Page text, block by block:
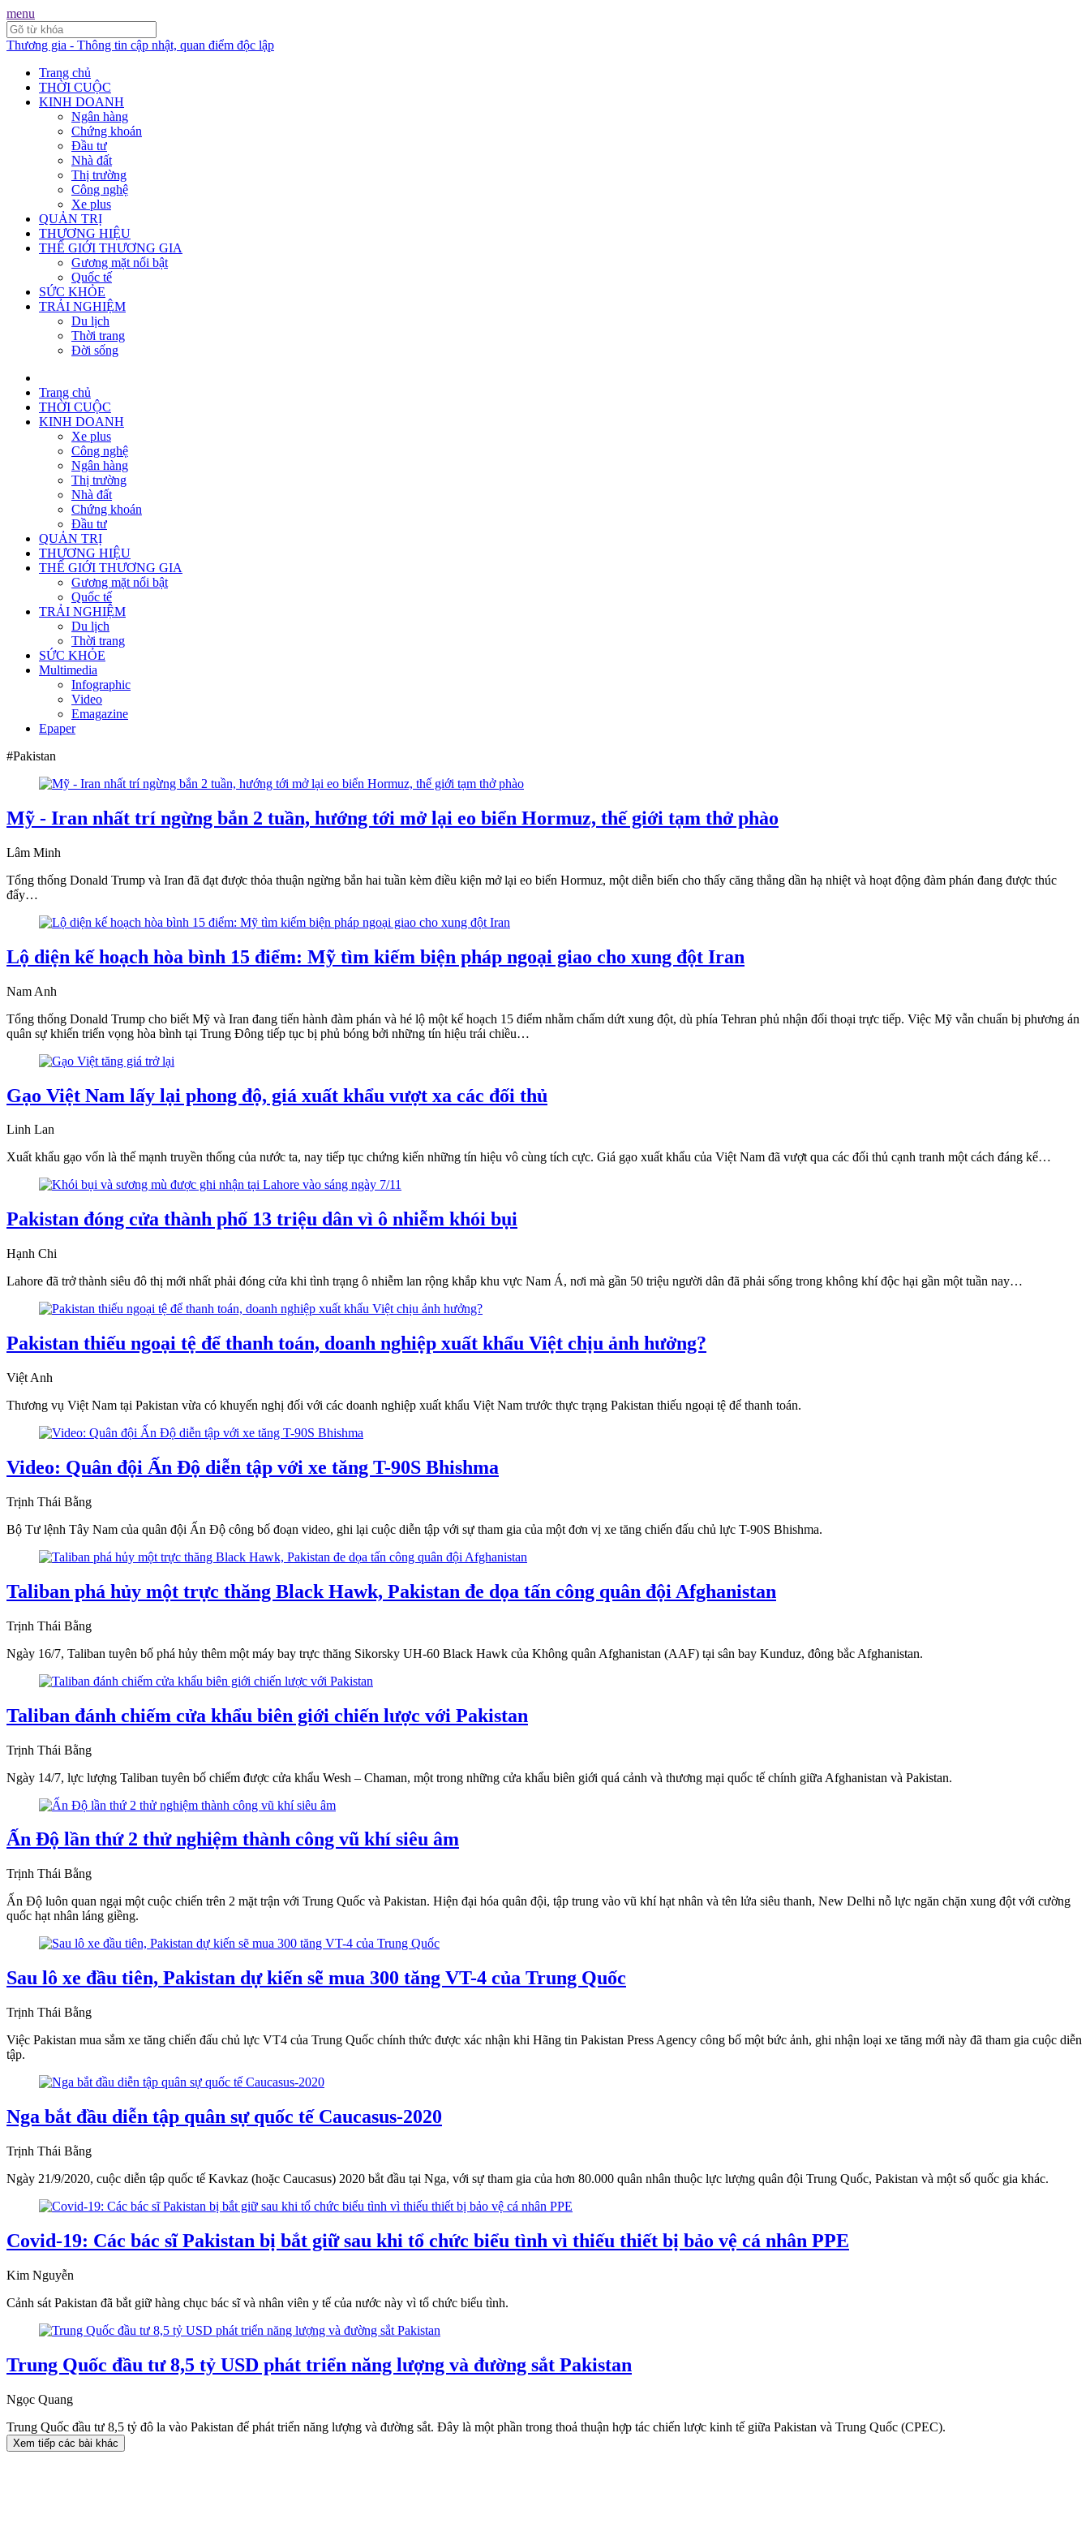
menu
Thương gia - Thông tin cập nhật, quan điểm độc lập
Trang chủ
THỜI CUỘC
KINH DOANH
Ngân hàng
Chứng khoán
Đầu tư
Nhà đất
Thị trường
Công nghệ
Xe plus
QUẢN TRỊ
THƯƠNG HIỆU
THẾ GIỚI THƯƠNG GIA
Gương mặt nổi bật
Quốc tế
SỨC KHỎE
TRẢI NGHIỆM
Du lịch
Thời trang
Đời sống
Trang chủ
THỜI CUỘC
KINH DOANH
Xe plus
Công nghệ
Ngân hàng
Thị trường
Nhà đất
Chứng khoán
Đầu tư
QUẢN TRỊ
THƯƠNG HIỆU
THẾ GIỚI THƯƠNG GIA
Gương mặt nổi bật
Quốc tế
TRẢI NGHIỆM
Du lịch
Thời trang
SỨC KHỎE
Multimedia
Infographic
Video
Emagazine
Epaper
#Pakistan
Mỹ - Iran nhất trí ngừng bắn 2 tuần, hướng tới mở lại eo biển Hormuz, thế giới tạm thở phào
Lâm Minh
Tổng thống Donald Trump và Iran đã đạt được thỏa thuận ngừng bắn hai tuần kèm điều kiện mở lại eo biển Hormuz, một diễn biến cho thấy căng thẳng dần hạ nhiệt và hoạt động đàm phán đang được thúc
đẩy…
Lộ diện kế hoạch hòa bình 15 điểm: Mỹ tìm kiếm biện pháp ngoại giao cho xung đột Iran
Nam Anh
Tổng thống Donald Trump cho biết Mỹ và Iran đang tiến hành đàm phán và hé lộ một kế hoạch 15 điểm nhằm chấm dứt xung đột, dù phía Tehran phủ nhận đối thoại trực tiếp. Việc Mỹ vẫn chuẩn bị phương án
quân sự khiến triển vọng hòa bình tại Trung Đông tiếp tục bị phủ bóng bởi những tín hiệu trái chiều…
Gạo Việt Nam lấy lại phong độ, giá xuất khẩu vượt xa các đối thủ
Linh Lan
Xuất khẩu gạo vốn là thế mạnh truyền thống của nước ta, nay tiếp tục chứng kiến những tín hiệu vô cùng tích cực. Giá gạo xuất khẩu của Việt Nam đã vượt qua các đối thủ cạnh tranh một cách đáng kể…
Pakistan đóng cửa thành phố 13 triệu dân vì ô nhiễm khói bụi
Hạnh Chi
Lahore đã trở thành siêu đô thị mới nhất phải đóng cửa khi tình trạng ô nhiễm lan rộng khắp khu vực Nam Á, nơi mà gần 50 triệu người dân đã phải sống trong không khí độc hại gần một tuần nay…
Pakistan thiếu ngoại tệ để thanh toán, doanh nghiệp xuất khẩu Việt chịu ảnh hưởng?
Việt Anh
Thương vụ Việt Nam tại Pakistan vừa có khuyến nghị đối với các doanh nghiệp xuất khẩu Việt Nam trước thực trạng Pakistan thiếu ngoại tệ để thanh toán.
Video: Quân đội Ấn Độ diễn tập với xe tăng T-90S Bhishma
Trịnh Thái Bằng
Bộ Tư lệnh Tây Nam của quân đội Ấn Độ công bố đoạn video, ghi lại cuộc diễn tập với sự tham gia của một đơn vị xe tăng chiến đấu chủ lực T-90S Bhishma.
Taliban phá hủy một trực thăng Black Hawk, Pakistan đe dọa tấn công quân đội Afghanistan
Trịnh Thái Bằng
Ngày 16/7, Taliban tuyên bố phá hủy thêm một máy bay trực thăng Sikorsky UH-60 Black Hawk của Không quân Afghanistan (AAF) tại sân bay Kunduz, đông bắc Afghanistan.
Taliban đánh chiếm cửa khẩu biên giới chiến lược với Pakistan
Trịnh Thái Bằng
Ngày 14/7, lực lượng Taliban tuyên bố chiếm được cửa khẩu Wesh – Chaman, một trong những cửa khẩu biên giới quá cảnh và thương mại quốc tế chính giữa Afghanistan và Pakistan.
Ấn Độ lần thứ 2 thử nghiệm thành công vũ khí siêu âm
Trịnh Thái Bằng
Ấn Độ luôn quan ngại một cuộc chiến trên 2 mặt trận với Trung Quốc và Pakistan. Hiện đại hóa quân đội, tập trung vào vũ khí hạt nhân và tên lửa siêu thanh, New Delhi nỗ lực ngăn chặn xung đột với cường
quốc hạt nhân láng giềng.
Sau lô xe đầu tiên, Pakistan dự kiến sẽ mua 300 tăng VT-4 của Trung Quốc
Trịnh Thái Bằng
Việc Pakistan mua sắm xe tăng chiến đấu chủ lực VT4 của Trung Quốc chính thức được xác nhận khi Hãng tin Pakistan Press Agency công bố một bức ảnh, ghi nhận loại xe tăng mới này đã tham gia cuộc diễn
tập.
Nga bắt đầu diễn tập quân sự quốc tế Caucasus-2020
Trịnh Thái Bằng
Ngày 21/9/2020, cuộc diễn tập quốc tế Kavkaz (hoặc Caucasus) 2020 bắt đầu tại Nga, với sự tham gia của hơn 80.000 quân nhân thuộc lực lượng quân đội Trung Quốc, Pakistan và một số quốc gia khác.
Covid-19: Các bác sĩ Pakistan bị bắt giữ sau khi tổ chức biểu tình vì thiếu thiết bị bảo vệ cá nhân PPE
Kim Nguyễn
Cảnh sát Pakistan đã bắt giữ hàng chục bác sĩ và nhân viên y tế của nước này vì tổ chức biểu tình.
Trung Quốc đầu tư 8,5 tỷ USD phát triển năng lượng và đường sắt Pakistan
Ngọc Quang
Trung Quốc đầu tư 8,5 tỷ đô la vào Pakistan để phát triển năng lượng và đường sắt. Đây là một phần trong thoả thuận hợp tác chiến lược kinh tế giữa Pakistan và Trung Quốc (CPEC).
Xem tiếp các bài khác